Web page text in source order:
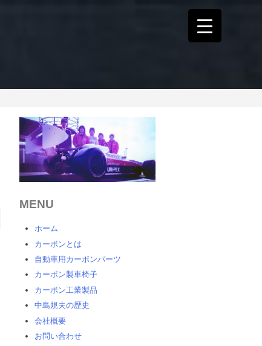
MENU
ホーム
カーボンとは
自動車用カーボンパーツ
カーボン製車椅子
カーボン工業製品
中島規夫の歴史
会社概要
お問い合わせ